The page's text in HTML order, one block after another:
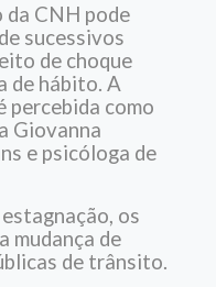
da CNH pode
sucessivos
de choque
de hábito. A
percebida como
Giovanna
e psicóloga de
os
mudança de
de trânsito.